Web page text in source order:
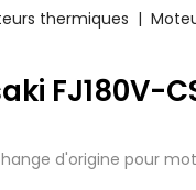
thermiques
FJ180V-
d'origine pour